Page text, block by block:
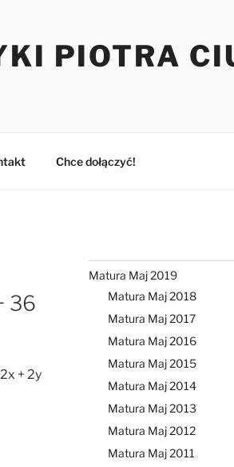
PIOTRA
Chce dołączyć!
36
+ 2y
Matura Maj 2019
Matura Maj 2018
Matura Maj 2017
Matura Maj 2016
Matura Maj 2015
Matura Maj 2014
Matura Maj 2013
Matura Maj 2012
Matura Maj 2011